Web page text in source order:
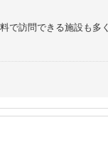
で訪問できる施設も多く